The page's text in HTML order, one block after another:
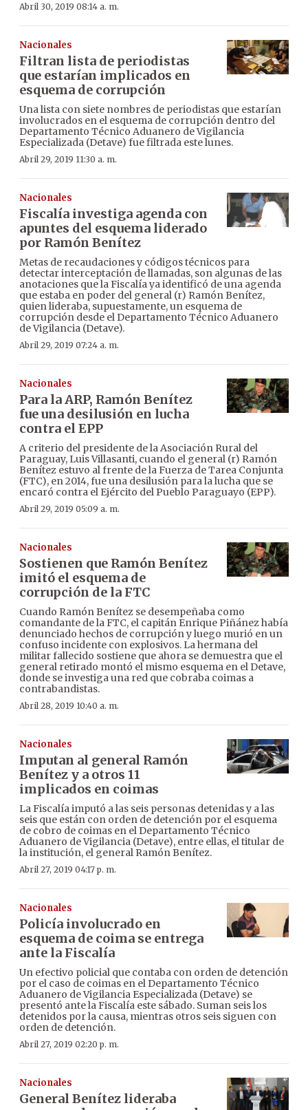
Abril 30, 2019 08:14 a. m.
Nacionales
Filtran lista de periodistas
que estarían implicados en
esquema de corrupción
Una lista con siete nombres de periodistas que estarían
involucrados en el esquema de corrupción dentro del
Departamento Técnico Aduanero de Vigilancia
Especializada (Detave) fue filtrada este lunes.
Abril 29, 2019 11:30 a. m.
Nacionales
Fiscalía investiga agenda con
apuntes del esquema liderado
por Ramón Benítez
Metas de recaudaciones y códigos técnicos para
detectar interceptación de llamadas, son algunas de las
anotaciones que la Fiscalía ya identificó de una agenda
que estaba en poder del general (r) Ramón Benítez,
quien lideraba, supuestamente, un esquema de
corrupción desde el Departamento Técnico Aduanero
de Vigilancia (Detave).
Abril 29, 2019 07:24 a. m.
Nacionales
Para la ARP, Ramón Benítez
fue una desilusión en lucha
contra el EPP
A criterio del presidente de la Asociación Rural del
Paraguay, Luis Villasanti, cuando el general (r) Ramón
Benítez estuvo al frente de la Fuerza de Tarea Conjunta
(FTC), en 2014, fue una desilusión para la lucha que se
encaró contra el Ejército del Pueblo Paraguayo (EPP).
Abril 29, 2019 05:09 a. m.
Nacionales
Sostienen que Ramón Benítez
imitó el esquema de
corrupción de la FTC
Cuando Ramón Benítez se desempeñaba como
comandante de la FTC, el capitán Enrique Piñánez había
denunciado hechos de corrupción y luego murió en un
confuso incidente con explosivos. La hermana del
militar fallecido sostiene que ahora se demuestra que el
general retirado montó el mismo esquema en el Detave,
donde se investiga una red que cobraba coimas a
contrabandistas.
Abril 28, 2019 10:40 a. m.
Nacionales
Imputan al general Ramón
Benítez y a otros 11
implicados en coimas
La Fiscalía imputó a las seis personas detenidas y a las
seis que están con orden de detención por el esquema
de cobro de coimas en el Departamento Técnico
Aduanero de Vigilancia (Detave), entre ellas, el titular de
la institución, el general Ramón Benítez.
Abril 27, 2019 04:17 p. m.
Nacionales
Policía involucrado en
esquema de coima se entrega
ante la Fiscalía
Un efectivo policial que contaba con orden de detención
por el caso de coimas en el Departamento Técnico
Aduanero de Vigilancia Especializada (Detave) se
presentó ante la Fiscalía este sábado. Suman seis los
detenidos por la causa, mientras otros seis siguen con
orden de detención.
Abril 27, 2019 02:20 p. m.
Nacionales
General Benítez lideraba